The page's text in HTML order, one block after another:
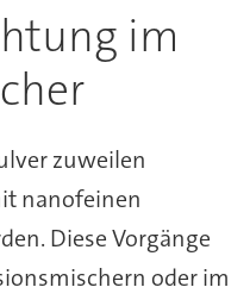
im
zuweilen
nanofeinen
Diese Vorgänge
oder im